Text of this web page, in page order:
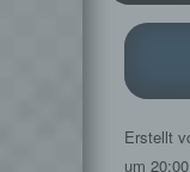
Erstellt
um